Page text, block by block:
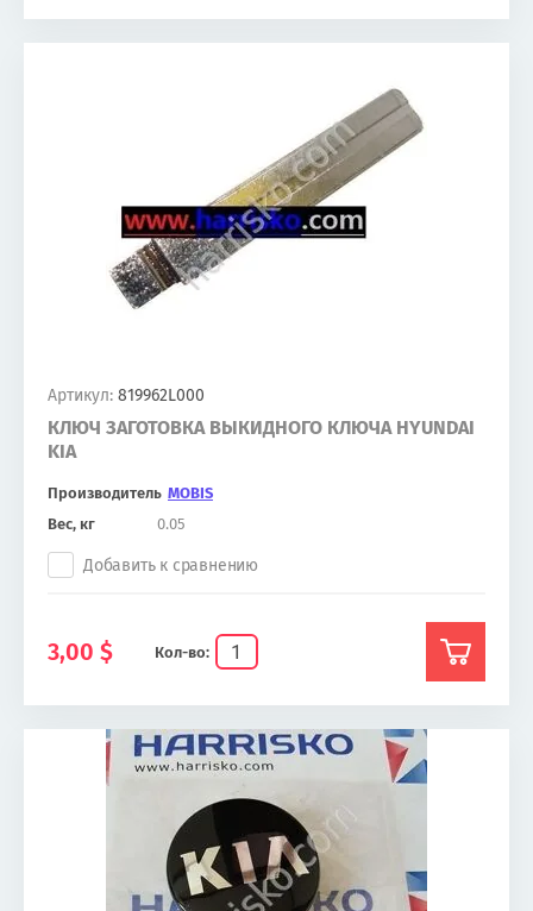
Артикул: 819962L000
КЛЮЧ ЗАГОТОВКА ВЫКИДНОГО КЛЮЧА HYUNDAI
KIA
Производитель MOBIS
Вес, кг
0.05
Кол-во:
Добавить к сравнению
3,00 $